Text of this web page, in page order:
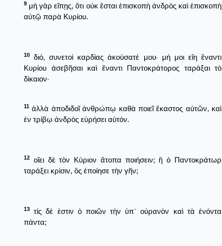
9 μὴ γὰρ εἴπῃς, ὅτι οὐκ ἔσται ἐπισκοπὴ ἀνδρὸς καὶ ἐπισκοπὴ
αὐτῷ παρὰ Κυρίου.
10
διό, συνετοὶ καρδίας ἀκούσατέ μου· μή μοι εἴη ἔναντι
Κυρίου ἀσεβῆσαι καὶ ἔναντι Παντοκράτορος ταράξαι τὸ
δίκαιον·
11 ἀλλὰ ἀποδιδοῖ ἀνθρώπῳ καθὰ ποιεῖ ἕκαστος αὐτῶν, καὶ
ἐν τρίβῳ ἀνδρὸς εὑρήσει αὐτόν.
12
οἴει δὲ τὸν Κύριον ἄτοπα ποιήσειν; ἢ ὁ Παντοκράτωρ
ταράξει κρίσιν, ὃς ἐποίησε τὴν γῆν;
13
τίς δέ ἐστιν ὁ ποιῶν τὴν ὑπ᾿ οὐρανὸν καὶ τὰ ἐνόντα
πάντα;